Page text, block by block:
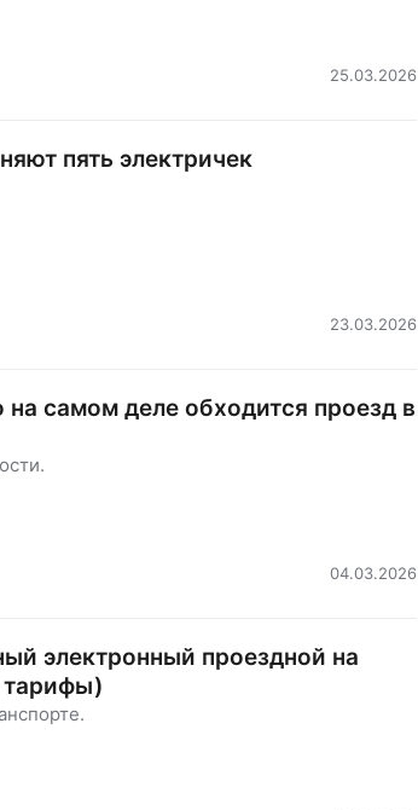
25.03.2026
пять электричек
23.03.2026
на самом деле обходится проезд в
04.03.2026
электронный проездной на
тарифы)